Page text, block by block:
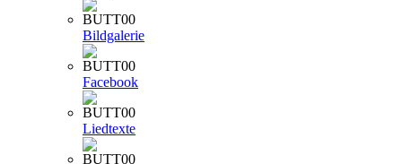
Bildgalerie
Facebook
Liedtexte